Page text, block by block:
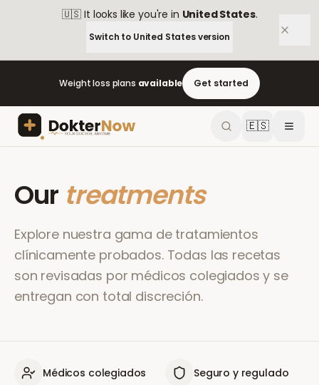
🇺🇸 It looks like you're in United States.
Switch to United Statesversion
Weight loss plans available Get started
🇪🇸
Our treatments
Explore nuestra gama de tratamientos
clínicamente probados. Todas las recetas
son revisadas por médicos colegiados y se
entregan con total discreción.
Médicos colegiados Seguro y regulado